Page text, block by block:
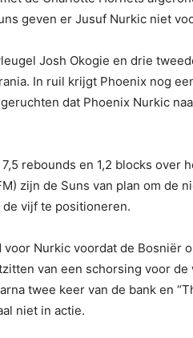
geven er Jusuf Nurkic niet
Josh Okogie en drie
In ruil krijgt Phoenix nog
dat Phoenix Nurkic
rebounds en 1,2 blocks over
zijn de Suns van plan om de
vijf te positioneren.
Nurkic voordat de Bosniër
van een schorsing voor
twee keer van de bank en
niet in actie.